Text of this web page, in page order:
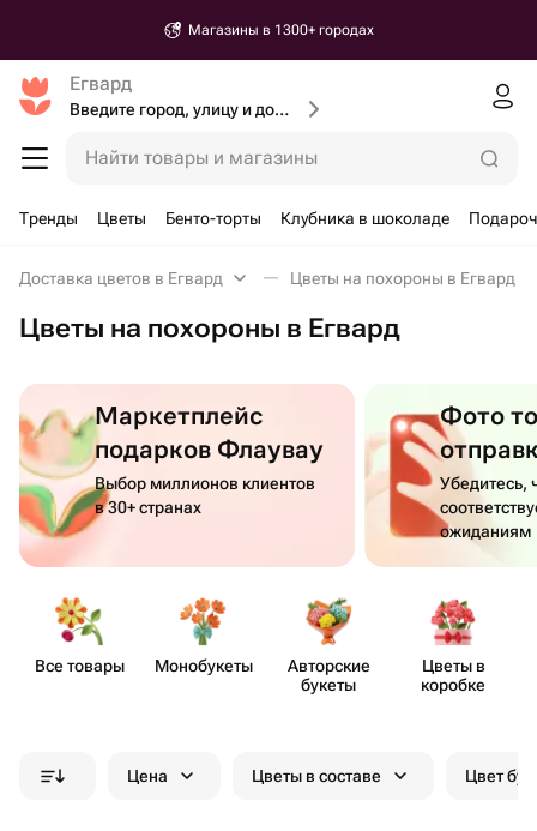
Магазины в 1300+ городах
Егвард
Введите город, улицу и дом доставки
Найти товары и магазины
Тренды Цветы Бенто-торты Клубника в шоколаде
Доставка цветов в Егвард Цветы на похороны в Егвард
Цветы на похороны в Егвард
Маркетплейс
подарков Флаувау
Выбор миллионов клиентов
в 30+ странах
Фото
Убедитесь,
ожиданиям
Все товары Моно​букеты
Авторские
букеты
Цветы в
коробке
Цена Цветы в составе Цвет